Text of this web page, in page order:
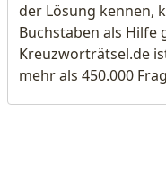
der Lösung kennen,
Buchstaben als Hilfe
Kreuzworträtsel.de
mehr als 450.000